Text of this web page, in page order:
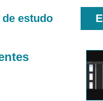
estudo